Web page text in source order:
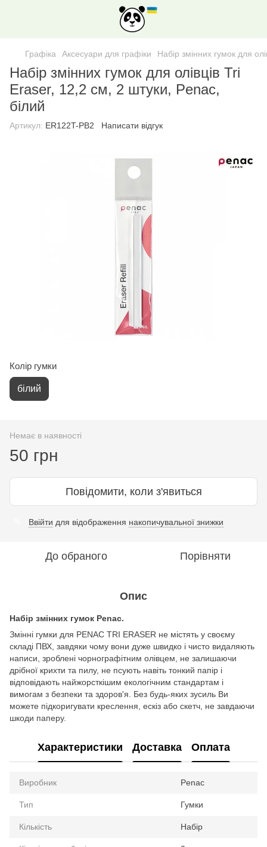
Графіка Аксесуари для графіки Набір змінних гумок для
Набір змінних гумок для олівців Tri
Eraser, 12,2 cм, 2 штуки, Penac,
білий
Артикул: ER122T-PB2 Написати відгук
Колір гумки
білий
Немає в наявності
50 грн
Повідомити, коли з'явиться
Ввійти для відображення накопичувальної знижки
До обраного Порівняти
Опис
Набір змінних гумок Penac.
Змінні гумки для PENAC TRI ERASER не містять у своєму
складі ПВХ, завдяки чому вони дуже швидко і чисто видаляють
написи, зроблені чорнографітним олівцем, не залишаючи
дрібної крихти та пилу, не псують навіть тонкий папір і
відповідають найжорсткішим екологічним стандартам і
вимогам з безпеки та здоров'я. Без будь-яких зусиль Ви
можете підкоригувати креслення, ескіз або скетч, не завдаючи
шкоди паперу.
Характеристики Доставка Оплата
Виробник Penac
Тип Гумки
Кількість Набір